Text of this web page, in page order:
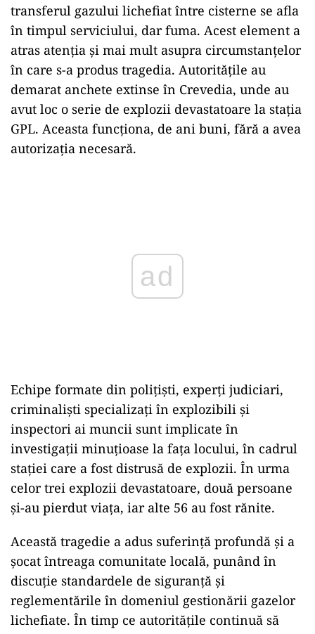
transferul gazului lichefiat între cisterne se afla
în timpul serviciului, dar fuma. Acest element a
atras atenția și mai mult asupra circumstanțelor
în care s-a produs tragedia. Autoritățile au
demarat anchete extinse în Crevedia, unde au
avut loc o serie de explozii devastatoare la stația
GPL. Aceasta funcționa, de ani buni, fără a avea
autorizația necesară.
Echipe formate din polițiști, experți judiciari,
criminaliști specializați în explozibili și
inspectori ai muncii sunt implicate în
investigații minuțioase la fața locului, în cadrul
stației care a fost distrusă de explozii. În urma
celor trei explozii devastatoare, două persoane
și-au pierdut viața, iar alte 56 au fost rănite.
Această tragedie a adus suferință profundă și a
șocat întreaga comunitate locală, punând în
discuție standardele de siguranță și
reglementările în domeniul gestionării gazelor
lichefiate. În timp ce autoritățile continuă să